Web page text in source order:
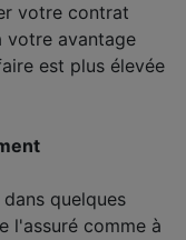
votre contrat
votre avantage
est plus élevée
quelques
l'assuré comme à